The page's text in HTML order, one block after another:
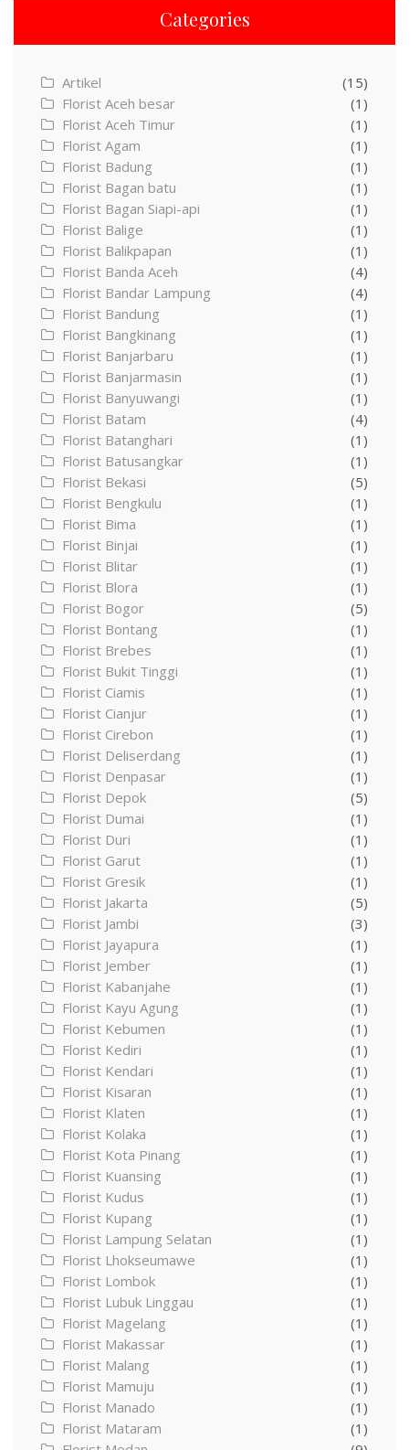
Categories
Artikel
(15)
Florist Aceh besar
(1)
Florist Aceh Timur
(1)
Florist Agam
(1)
Florist Badung
(1)
Florist Bagan batu
(1)
Florist Bagan Siapi-api
(1)
Florist Balige
(1)
Florist Balikpapan
(1)
Florist Banda Aceh
(4)
Florist Bandar Lampung
(4)
Florist Bandung
(1)
Florist Bangkinang
(1)
Florist Banjarbaru
(1)
Florist Banjarmasin
(1)
Florist Banyuwangi
(1)
Florist Batam
(4)
Florist Batanghari
(1)
Florist Batusangkar
(1)
Florist Bekasi
(5)
Florist Bengkulu
(1)
Florist Bima
(1)
Florist Binjai
(1)
Florist Blitar
(1)
Florist Blora
(1)
Florist Bogor
(5)
Florist Bontang
(1)
Florist Brebes
(1)
Florist Bukit Tinggi
(1)
Florist Ciamis
(1)
Florist Cianjur
(1)
Florist Cirebon
(1)
Florist Deliserdang
(1)
Florist Denpasar
(1)
Florist Depok
(5)
Florist Dumai
(1)
Florist Duri
(1)
Florist Garut
(1)
Florist Gresik
(1)
Florist Jakarta
(5)
Florist Jambi
(3)
Florist Jayapura
(1)
Florist Jember
(1)
Florist Kabanjahe
(1)
Florist Kayu Agung
(1)
Florist Kebumen
(1)
Florist Kediri
(1)
Florist Kendari
(1)
Florist Kisaran
(1)
Florist Klaten
(1)
Florist Kolaka
(1)
Florist Kota Pinang
(1)
Florist Kuansing
(1)
Florist Kudus
(1)
Florist Kupang
(1)
Florist Lampung Selatan
(1)
Florist Lhokseumawe
(1)
Florist Lombok
(1)
Florist Lubuk Linggau
(1)
Florist Magelang
(1)
Florist Makassar
(1)
Florist Malang
(1)
Florist Mamuju
(1)
Florist Manado
(1)
Florist Mataram
(1)